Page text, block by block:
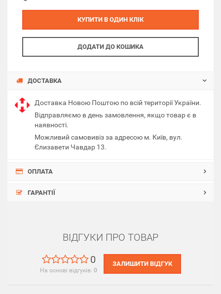
КУПИТИ В ОДИН КЛІК
ДОДАТИ ДО КОШИКА
ДОСТАВКА
Доставка Новою Поштою по всій території України.
Відправляємо в день замовлення, якщо товар є в
наявності.
Можливий самовивіз за адресою м. Київ, вул.
Єлизавети Чавдар 13.
ОПЛАТА
ГАРАНТІЇ
ВІДГУКИ ПРО ТОВАР
0
На основі відгуків: 0
ЗАЛИШИТИ ВІДГУК